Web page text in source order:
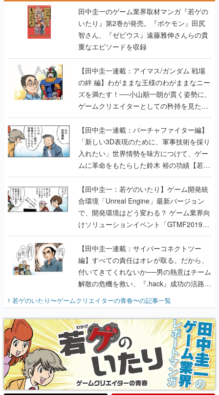
田中圭一のゲーム業界取材マンガ『若ゲの
いたり』第2巻が発売。『ポケモン』田尻
智さん、『ゼビウス』遠藤雅伸さんらの貴
重なエピソードを収録
【田中圭一連載：アイマス/ガンダム 戦場
の絆 編】わがままな王様のわがままなニー
ズを満たす！──小山順一朗が貫く姿勢に、
ゲームクリエイターとしての矜持を見た
【若ゲのいたり最終回】
【田中圭一連載：バーチャファイター編】
「新しい3D表現のために、軍事技術を採り
入れたい」世界情勢を味方につけて、ゲー
ムに革命をもたらした鈴木 裕の功績【若ゲ
のいたり】
【田中圭一：若ゲのいたり】ゲーム開発統
合環境「Unreal Engine」最新バージョン
で、開発環境はどう変わる？ ゲーム業界向
けソリューションイベント「GTMF2019」
に行って、より理解を深めよう【PR】
【田中圭一連載：サイバーコネクトツー
編】すべての責任はオレが取る。だから、
付いてきてくれないか──男の熱意はチーム
解散の危機を救い、『.hack』成功の活路を
開く。業界の快男児・松山 洋に流れる血は
『少年ジャンプ』色だった【若ゲのいた
り】
若ゲのいたり〜ゲームクリエイターの青春〜の記事一覧